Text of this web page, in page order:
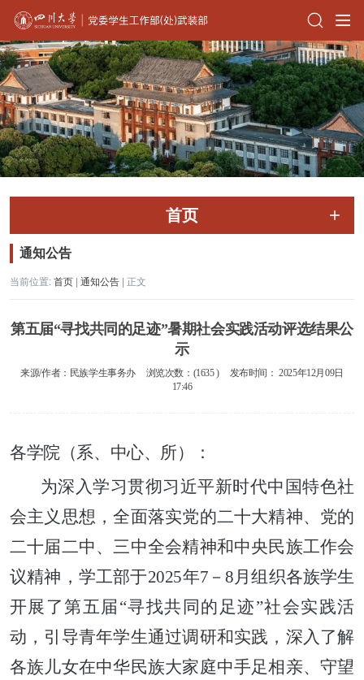
首页
通知公告
当前位置: 首页 通知公告 | 正文
第五届“寻找共同的足迹”暑期社会实践活动评选结果公
示
来源/作者： 民族学生事务办 浏览次数：(1635) 发布时间：2025年12月09日
17:46
各学院（系、中心、所）：
为深入学习贯彻习近平新时代中国特色社
会主义思想，全面落实党的二十大精神、党的
二十届二中、三中全会精神和中央民族工作会
议精神，学工部于2025年7－8月组织各族学生
开展了第五届“寻找共同的足迹”社会实践活
动，引导青年学生通过调研和实践，深入了解
各族儿女在中华民族大家庭中手足相亲、守望